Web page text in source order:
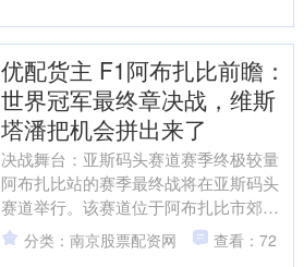
优配货主 F1阿布扎比前瞻：
世界冠军最终章决战，维斯
塔潘把机会拼出来了
决战舞台：亚斯码头赛道赛季终极较量
阿布扎比站的赛季最终战将在亚斯码头
赛道举行。该赛道位于阿布扎比市郊的
人工岛——亚斯岛，周围有阿布扎比国
际机场和法拉利赛车乐园....
分类：南京股票配资网 查看：72